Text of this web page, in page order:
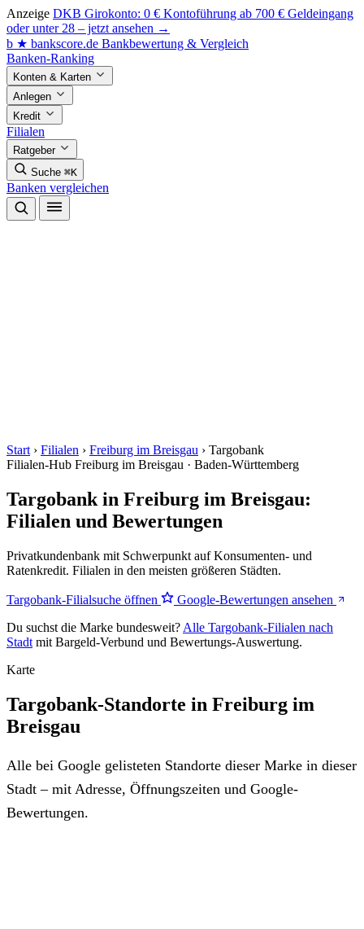
Anzeige DKB Girokonto: 0 € Kontoführung ab 700 € Geldeingang
oder unter 28 – jetzt ansehen →
b ★ bankscore.de Bankbewertung & Vergleich
Banken-Ranking
Konten & Karten
Anlegen
Kredit
Filialen
Ratgeber
Suche ⌘K
Banken vergleichen
Start › Filialen › Freiburg im Breisgau › Targobank
Filialen-Hub Freiburg im Breisgau · Baden-Württemberg
Targobank in Freiburg im Breisgau:
Filialen und Bewertungen
Privatkundenbank mit Schwerpunkt auf Konsumenten- und
Ratenkredit. Filialen in den meisten größeren Städten.
Targobank-Filialsuche öffnen
Google-Bewertungen ansehen
Du suchst die Marke bundesweit? Alle Targobank-Filialen nach
Stadt mit Bargeld-Verbund und Bewertungs-Auswertung.
Karte
Targobank-Standorte in Freiburg im
Breisgau
Alle bei Google gelisteten Standorte dieser Marke in dieser
Stadt – mit Adresse, Öffnungszeiten und Google-
Bewertungen.